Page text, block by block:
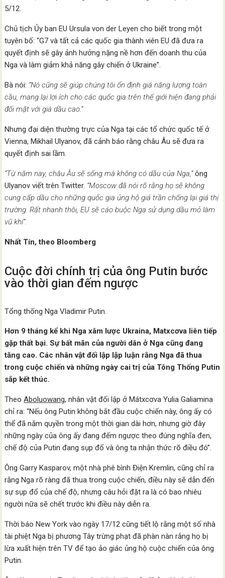
5/12.
Chủ tịch Ủy ban EU Ursula von der Leyen cho biết trong một
tuyên bố: “G7 và tất cả các quốc gia thành viên EU đã đưa ra
quyết định sẽ gây ảnh hưởng nặng nề hơn đến doanh thu của
Nga và làm giảm khả năng gây chiến ở Ukraine”.
Bà nói: “Nó cũng sẽ giúp chúng tôi ổn định giá năng lượng toàn
cầu, mang lại lợi ích cho các quốc gia trên thế giới hiện đang phải
đối mặt với giá dầu cao.”
Nhưng đại diện thường trực của Nga tại các tổ chức quốc tế ở
Vienna, Mikhail Ulyanov, đã cảnh báo rằng châu Âu sẽ đưa ra
quyết định sai lầm.
“Từ năm nay, châu Âu sẽ sống mà không có dầu của Nga,”ông
Ulyanov viết trên Twitter. “Moscow đã nói rõ rằng họ sẽ không
cung cấp dầu cho những quốc gia ủng hộ giá trần chống lại giá thị
trường. Rất nhanh thôi, EU sẽ cáo buộc Nga sử dụng dầu mỏ làm
vũ khí”.
Nhất Tín, theo Bloomberg
Cuộc đời chính trị của ông Putin bước
vào thời gian đếm ngược
Tổng thống Nga Vladimir Putin.
Hơn 9 tháng kể khi Nga xâm lược Ukraina, Matxcơva liên tiếp
gặp thất bại. Sự bất mãn của người dân ở Nga cũng đang
tăng cao. Các nhân vật đối lập lập luận rằng Nga đã thua
trong cuộc chiến và những ngày cai trị của Tông Thống Putin
sắp kết thúc.
TheoAboluowang, nhân vật đối lập ở Mátxcơva Yulia Galiamina
chỉ ra: “Nếu ông Putin không bắt đầu cuộc chiến này, ông ấy có
thể đã nắm quyền trong một thời gian dài hơn, nhưng giờ đây
những ngày của ông ấy đang đếm ngược theo đúng nghĩa đen,
chế độ của Putin đang sụp đổ và ông ta nhận thức rõ điều đó”.
Ông Garry Kasparov, một nhà phê bình Điện Kremlin, cũng chỉ ra
rằng Nga rõ ràng đã thua trong cuộc chiến, điều này sẽ dẫn đến
sự sụp đổ của chế độ, nhưng câu hỏi đặt ra là có bao nhiêu
người nữa sẽ chết trước khi điều này diễn ra.
Thời báo New York vào ngày 17/12 cũng tiết lộ rằng một số nhà
tài phiệt Nga bị phương Tây trừng phạt đã phàn nàn rằng họ bị
lừa xuất hiện trên TV để tạo ảo giác ủng hộ cuộc chiến của ông
Putin.